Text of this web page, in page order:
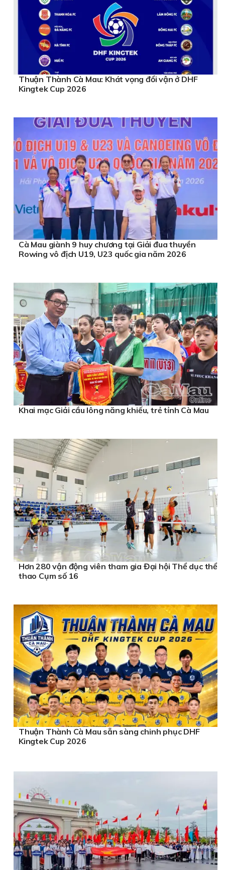
Thuận Thành Cà Mau: Khát vọng đổi vận ở DHF
Kingtek Cup 2026
Cà Mau giành 9 huy chương tại Giải đua thuyền
Rowing vô địch U19, U23 quốc gia năm 2026
Khai mạc Giải cầu lông năng khiếu, trẻ tỉnh Cà Mau
Hơn 280 vận động viên tham gia Đại hội Thể dục thể
thao Cụm số 16
Thuận Thành Cà Mau sẵn sàng chinh phục DHF
Kingtek Cup 2026